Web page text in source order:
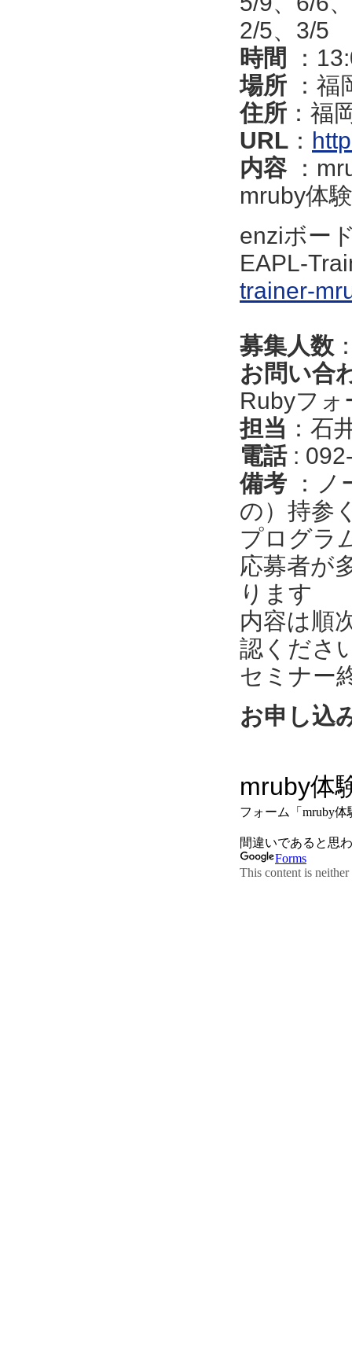
2/5、3/5
時間
：
場所 ：
住所 ：福
URL ：
内容：
mruby体
enziボ
EAPL-
trainer-
募集人数
お問い合
Rubyフォ
担当 ：石
電話:
備考 ：
の）持参
プログラ
応募者が
ります
内容は順
認くださ
セミナー
お申し込